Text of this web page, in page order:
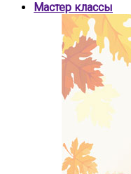
Мастер классы